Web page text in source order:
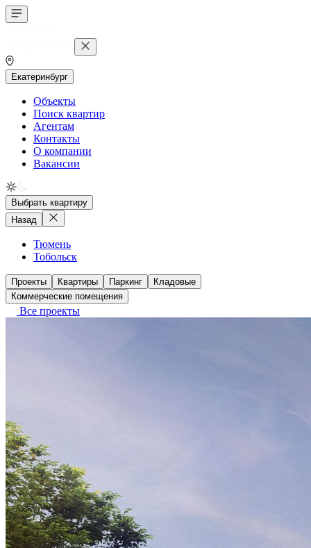
Екатеринбург
Объекты
Поиск квартир
Агентам
Контакты
О компании
Вакансии
Выбрать квартиру
Назад
Тюмень
Тобольск
Проекты Квартиры Паркинг
Кладовые
Коммерческие помещения
Все проекты